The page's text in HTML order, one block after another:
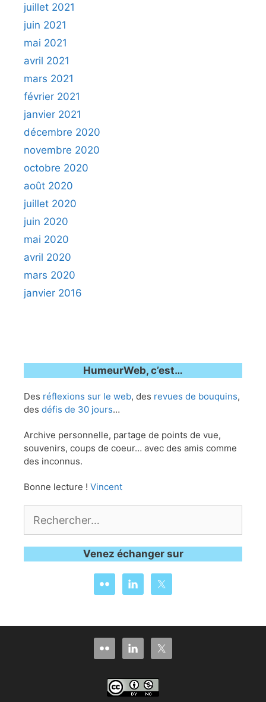
juillet 2021
juin 2021
mai 2021
avril 2021
mars 2021
février 2021
janvier 2021
décembre 2020
novembre 2020
octobre 2020
août 2020
juillet 2020
juin 2020
mai 2020
avril 2020
mars 2020
janvier 2016
HumeurWeb, c’est…
Des réflexions sur le web, des revues de bouquins,
des défis de 30 jours…
Archive personnelle, partage de points de vue,
souvenirs, coups de coeur… avec des amis comme
des inconnus.
Bonne lecture ! Vincent
Venez échanger sur